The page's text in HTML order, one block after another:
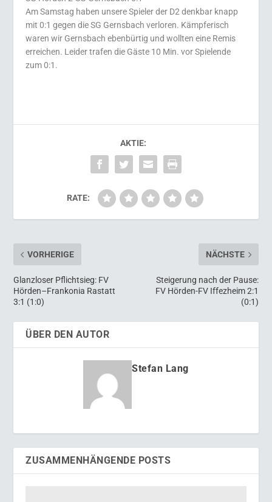
Am Samstag haben unsere Spieler der D2 denkbar knapp
mit 0:1 gegen die SG Gernsbach verloren. Kämpferisch
waren wir Gernsbach ebenbürtig und wollten eine Remis
erreichen. Leider trafen die Gäste 10 Min. vor Spielende
zum 0:1.
AKTIE:
RATE:
VORHERIGE
Glanzloser Pflichtsieg: FV
Hörden–Frankonia Rastatt
3:1 (1:0)
NÄCHSTE
Steigerung nach der Pause:
FV Hörden-FV Iffezheim 2:1
(0:1)
ÜBER DEN AUTOR
Stefan Lang
ZUSAMMENHÄNGENDE POSTS